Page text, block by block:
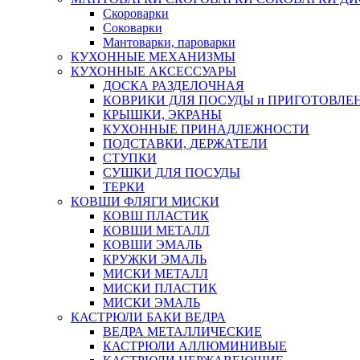
Скороварки
Соковарки
Мантоварки, пароварки
КУХОННЫЕ МЕХАНИЗМЫ
КУХОННЫЕ АКСЕССУАРЫ
ДОСКА РАЗДЕЛОЧНАЯ
КОВРИКИ ДЛЯ ПОСУДЫ и
КРЫШКИ, ЭКРАНЫ
КУХОННЫЕ ПРИНАДЛЕЖНОСТИ
ПОДСТАВКИ, ДЕРЖАТЕЛИ
СТУПКИ
СУШКИ ДЛЯ ПОСУДЫ
ТЕРКИ
КОВШИ ФЛЯГИ МИСКИ
КОВШ ПЛАСТИК
КОВШИ МЕТАЛЛ
КОВШИ ЭМАЛЬ
КРУЖКИ ЭМАЛЬ
МИСКИ МЕТАЛЛ
МИСКИ ПЛАСТИК
МИСКИ ЭМАЛЬ
КАСТРЮЛИ БАКИ ВЕДРА
ВЕДРА МЕТАЛЛИЧЕСКИЕ
КАСТРЮЛИ АЛЛЮМИНИВЫЕ